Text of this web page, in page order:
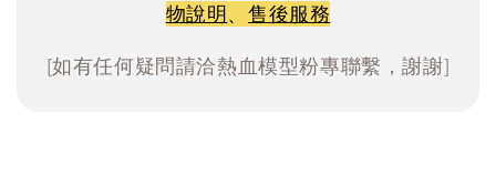
物說明、 售後服務
[如有任何疑問請洽熱血模型粉專聯繫，謝謝]